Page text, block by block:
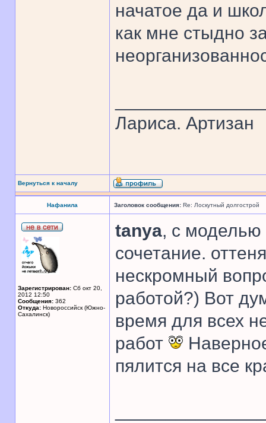
начатое да и
как мне стыдно
Лариса. Артизан
Вернуться к началу
Нафанила Заголовок сообщения: Re: Лоскутный долгострой
Зарегистрирован: Сб окт 20,
2012 12:50
Сообщения: 362
Откуда: Новороссийск (Южно-
Сахалинск)
tanya, с моделью
сочетание.
нескромный
работой?) Вот
время для всех
работ
пялится на все